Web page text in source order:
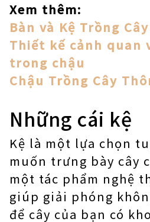
Xem thêm:
Bàn và Kệ Trồng
Thiết kế cảnh quan
trong chậu
Chậu Trồng Cây
Những cái kệ
Kệ là một lựa chọn
muốn trưng bày cây
một tác phẩm nghệ
giúp giải phóng
để cây của bạn có